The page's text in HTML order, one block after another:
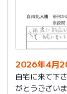
2026年4月
自宅に来て下
がとうございま